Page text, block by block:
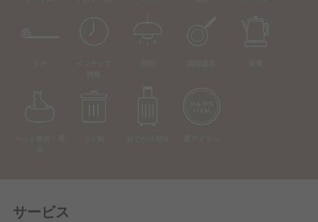
サービス